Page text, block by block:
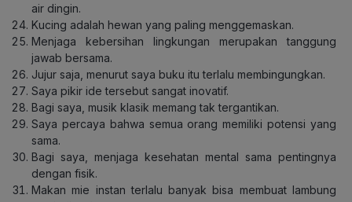
air dingin.
Kucing adalah hewan yang paling menggemaskan.
Menjaga kebersihan lingkungan merupakan tanggung
jawab bersama.
Jujur saja, menurut saya buku itu terlalu membingungkan.
Saya pikir ide tersebut sangat inovatif.
Bagi saya, musik klasik memang tak tergantikan.
Saya percaya bahwa semua orang memiliki potensi yang
sama.
Bagi saya, menjaga kesehatan mental sama pentingnya
dengan fisik.
Makan mie instan terlalu banyak bisa membuat lambung